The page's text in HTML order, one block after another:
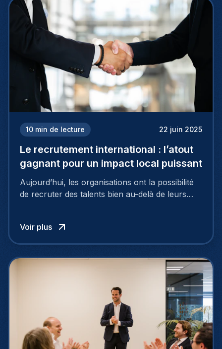
10 min de lecture 22 juin 2025
Le recrutement international : l’atout
gagnant pour un impact local puissant
Aujourd’hui, les organisations ont la possibilité
de recruter des talents bien au-delà de leurs
recrutement international.
Voir plus